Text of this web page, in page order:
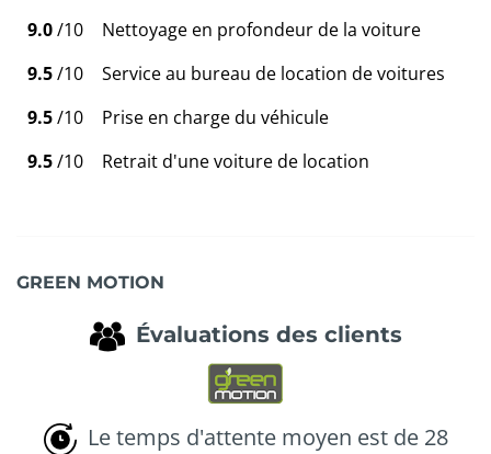
9.0/10
Nettoyage en profondeur de la voiture
9.5/10
Service au bureau de location de voitures
9.5/10
Prise en charge du véhicule
9.5/10 Retrait d'une voiture de location
GREEN MOTION
Évaluations des clients
Le temps d'attente moyen est de 28